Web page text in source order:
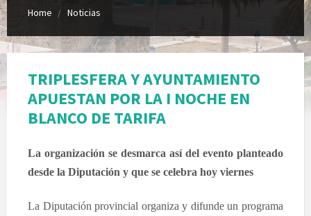
Home Noticias
TRIPLESFERA Y AYUNTAMIENTO
APUESTAN POR LA I NOCHE EN
BLANCO DE TARIFA
La organización se desmarca así del evento planteado
desde la Diputación y que se celebra hoy viernes
La Diputación provincial organiza y difunde un programa